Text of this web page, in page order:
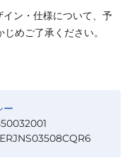
ン・仕様について、予
めご了承ください。
ー